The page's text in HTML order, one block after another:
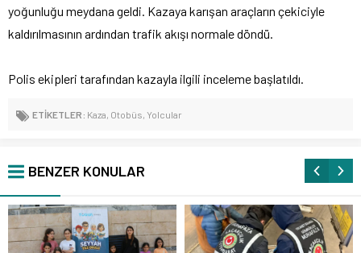
yoğunluğu meydana geldi. Kazaya karışan araçların çekiciyle
kaldırılmasının ardından trafik akışı normale döndü.
Polis ekipleri tarafından kazayla ilgili inceleme başlatıldı.
ETİKETLER: Kaza, Otobüs, Yolcular
BENZER KONULAR